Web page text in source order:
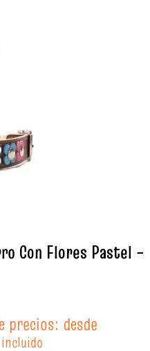
Con Flores Pastel –
precios: desde